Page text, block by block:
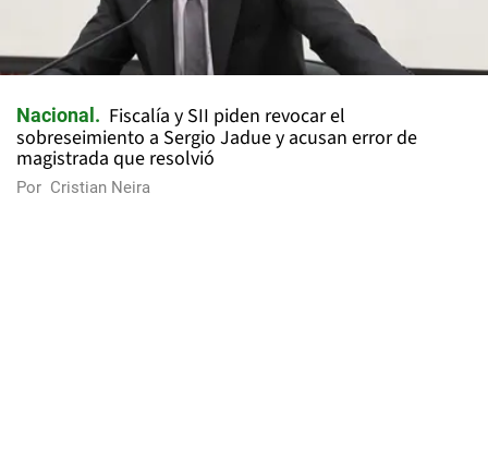
Nacional
Fiscalía y SII piden revocar el
sobreseimiento a Sergio Jadue y acusan error de
magistrada que resolvió
Por Cristian Neira